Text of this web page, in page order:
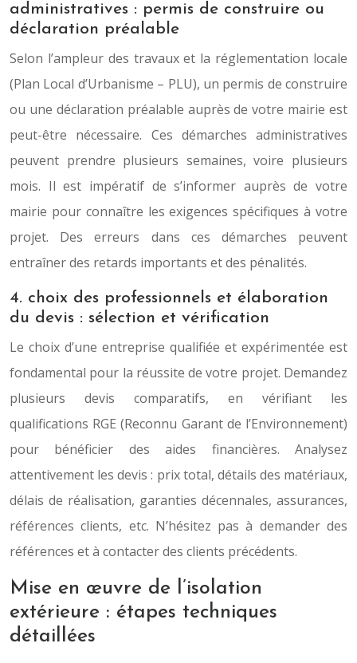
administratives : permis de construire ou
déclaration préalable
Selon l’ampleur des travaux et la réglementation locale
(Plan Local d’Urbanisme – PLU), un permis de construire
ou une déclaration préalable auprès de votre mairie est
peut-être nécessaire. Ces démarches administratives
peuvent prendre plusieurs semaines, voire plusieurs
mois. Il est impératif de s’informer auprès de votre
mairie pour connaître les exigences spécifiques à votre
projet. Des erreurs dans ces démarches peuvent
entraîner des retards importants et des pénalités.
4. choix des professionnels et élaboration
du devis : sélection et vérification
Le choix d’une entreprise qualifiée et expérimentée est
fondamental pour la réussite de votre projet. Demandez
plusieurs devis comparatifs, en vérifiant les
qualifications RGE (Reconnu Garant de l’Environnement)
pour bénéficier des aides financières. Analysez
attentivement les devis : prix total, détails des matériaux,
délais de réalisation, garanties décennales, assurances,
références clients, etc. N’hésitez pas à demander des
références et à contacter des clients précédents.
Mise en œuvre de l’isolation
extérieure : étapes techniques
détaillées